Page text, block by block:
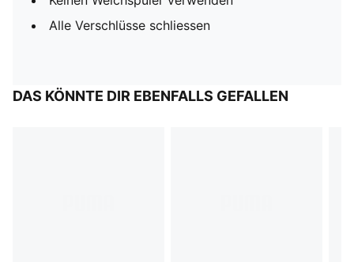
Alle Verschlüsse schliessen
DAS KÖNNTE DIR EBENFALLS GEFALLEN